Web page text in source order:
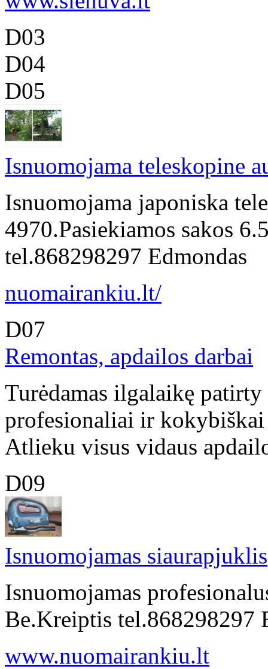
D03
D04
D05
Isnuomojama teleskopine
Isnuomojama japoniska
4970.Pasiekiamos sakos
tel.868298297 Edmondas
nuomairankiu.lt/
D07
Remontas, apdailos darbai
Turėdamas ilgalaikę
profesionaliai ir
Atlieku visus vidaus
D09
Isnuomojamas siaurapjuklis
Isnuomojamas
Be.Kreiptis tel.868298297
www.nuomairankiu.lt